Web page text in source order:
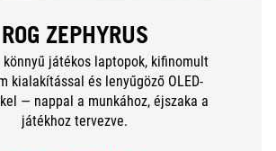
ROG ZEPHYRUS
könnyű játékos laptopok, kifinomult
kialakítással és lenyűgöző OLED-
— nappal a munkához, éjszaka a
játékhoz tervezve.